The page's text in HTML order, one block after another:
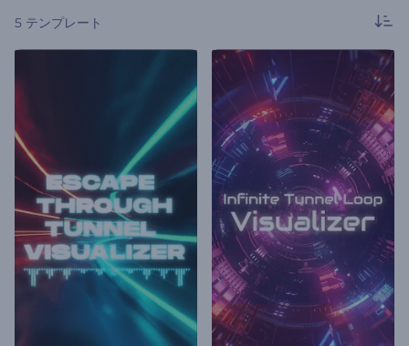
5 テンプレート